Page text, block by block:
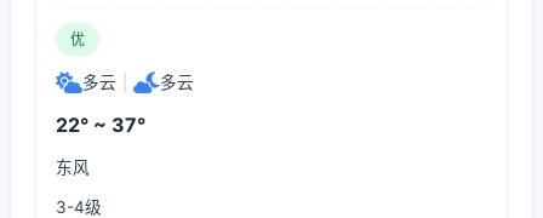
优
多云 多云
22° ~ 37°
东风
3-4级